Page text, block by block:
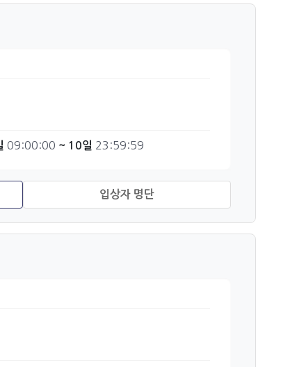
09:00:00 ~ 10일 23:59:59